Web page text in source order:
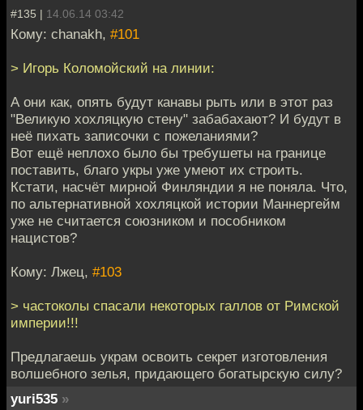
#135 | 14.06.14 03:42
Кому: chanakh, #101
> Игорь Коломойский на линии:
А они как, опять будут канавы рыть или в этот раз
"Великую хохляцкую стену" забабахают? И будут в
неё пихать записочки с пожеланиями?
Вот ещё неплохо было бы требушеты на границе
поставить, благо укры уже умеют их строить.
Кстати, насчёт мирной Финляндии я не поняла. Что,
по альтернативной хохляцкой истории Маннергейм
уже не считается союзником и пособником
нацистов?
Кому: Лжец, #103
> частоколы спасали некоторых галлов от Римской
империи!!!
Предлагаешь украм освоить секрет изготовления
волшебного зелья, придающего богатырскую силу?
yuri535 »